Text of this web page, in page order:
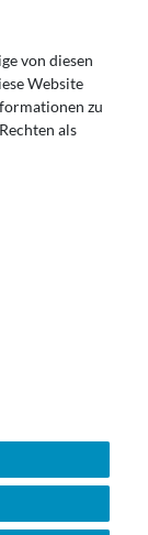
von diesen
Website
zu
als